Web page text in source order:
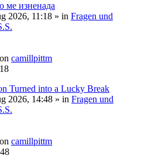
ме изненада
2026, 11:18 » in Fragen und
camillpittm
Turned into a Lucky Break
2026, 14:48 » in Fragen und
camillpittm